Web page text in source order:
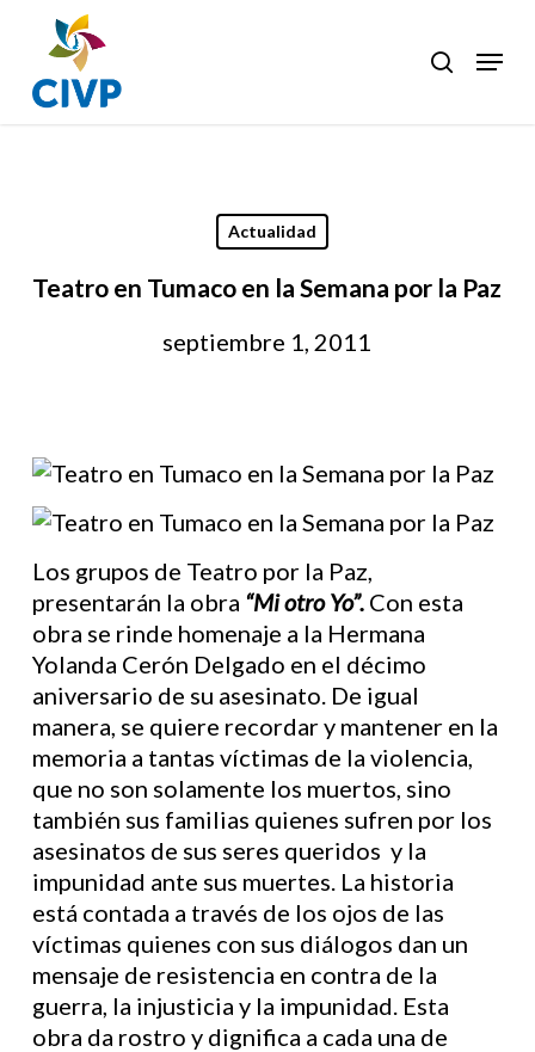
main
content
search
Menu
Actualidad
Teatro en Tumaco en la Semana por la Paz
septiembre 1, 2011
Los grupos de Teatro por la Paz,
presentarán la obra “Mi otro Yo”.Con esta
obra se rinde homenaje a la Hermana
Yolanda Cerón Delgado en el décimo
aniversario de su asesinato. De igual
manera, se quiere recordar y mantener en la
memoria a tantas víctimas de la violencia,
que no son solamente los muertos, sino
también sus familias quienes sufren por los
asesinatos de sus seres queridos y la
impunidad ante sus muertes. La historia
está contada a través de los ojos de las
víctimas quienes con sus diálogos dan un
mensaje de resistencia en contra de la
guerra, la injusticia y la impunidad. Esta
obra da rostro y dignifica a cada una de
Close